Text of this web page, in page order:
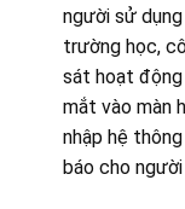
người sử
trường học,
sát hoạt động
mắt vào màn
nhập hệ
báo cho